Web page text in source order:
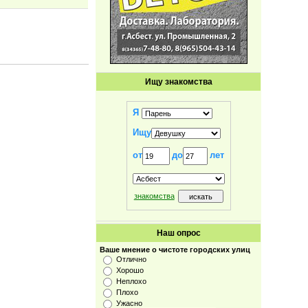
Ищу знакомства
Я
Ищу
от до лет
знакомства
Наш опрос
Ваше мнение о чистоте городских улиц
Отлично
Хорошо
Неплохо
Плохо
Ужасно